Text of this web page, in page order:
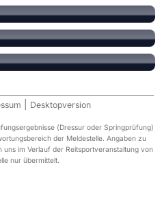
Desktopversion
(Dressur oder Springprüfung)
der Meldestelle. Angaben zu
im Verlauf der Reitsportveranstaltung von
nur übermittelt.